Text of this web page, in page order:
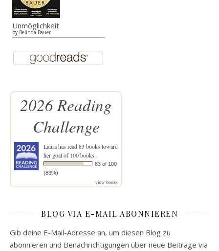
Unmöglichkeit
by Belinda Bauer
2026 Reading
Challenge
Laurahas read 83 books toward
her goal of 100 books.
83 of 100
(83%)
view books
BLOG VIA E-MAIL ABONNIEREN
Gib deine E-Mail-Adresse an, um diesen Blog zu
abonnieren und Benachrichtigungen über neue Beiträge via